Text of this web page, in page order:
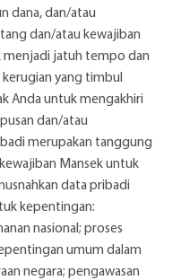
dana, dan/atau
dan/atau kewajiban
menjadi jatuh tempo dan
yang timbul
Anda untuk mengakhiri
dan/atau
merupakan tanggung
Mansek untuk
data pribadi
kepentingan:
nasional; proses
umum dalam
negara; pengawasan